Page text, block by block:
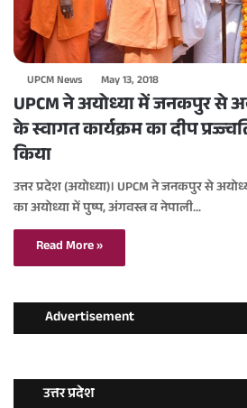
UPCM News May 13, 2018
UPCM ने अयोध्या में जनकपुर से
के स्वागत कार्यक्रम का दीप
किया
उत्तर प्रदेश (अयोध्या)। UPCM ने जनकपुर से
का अयोध्या में पुष्प, अंगवस्त्र व नेपाली…
Read More »
Advertisement
उत्तर प्रदेश